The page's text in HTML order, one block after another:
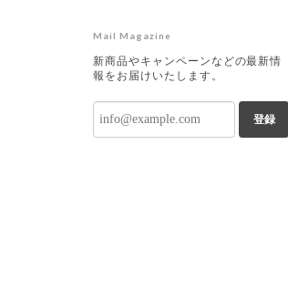
Mail Magazine
新商品やキャンペーンなどの最新情
報をお届けいたします。
登録